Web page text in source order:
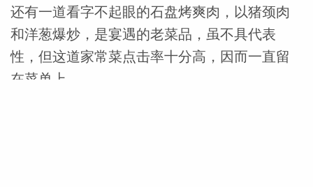
还有一道看字不起眼的石盘烤爽肉，以猪颈肉
和洋葱爆炒，是宴遇的老菜品，虽不具代表
性，但这道家常菜点击率十分高，因而一直留
在菜单上 。